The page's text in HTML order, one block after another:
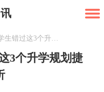
为什么90%留学生错过这3个升学规划捷径？实用指南+趋势分析
3个升学规划捷